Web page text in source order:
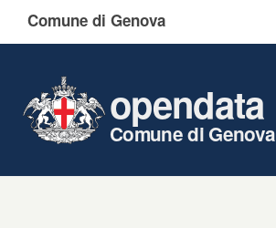
Comune di Genova
opendata
Comune di Genova